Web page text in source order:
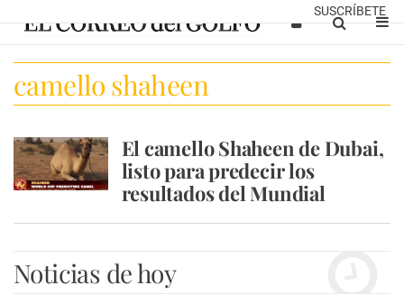
SUSCRÍBETE
camello shaheen
El camello Shaheen de Dubai,
listo para predecir los
resultados del Mundial
Noticias de hoy